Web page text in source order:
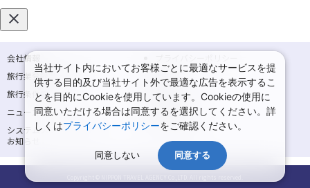
会社情報
旅行業登録票・約款
規約集
旅行条件書
商標について
ニュースリリース
採用情報
システムメンテナンスの
お知らせ
サイトマップ
当社サイト内においてお客様ごとに最適なサービスを提
供する目的及び当社サイト外で最適な広告を表示するこ
とを目的にCookieを使用しています。Cookieの使用に
同意いただける場合は同意するを選択してください。詳
しくはプライバシーポリシーをご確認ください。
同意しない 同意する